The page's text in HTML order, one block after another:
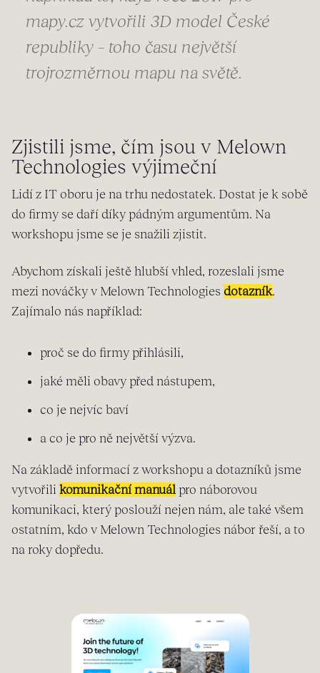
mapy.cz vytvořili 3D model České
republiky – toho času největší
trojrozměrnou mapu na světě.
Zjistili jsme, čím jsou v Melown
Technologies výjimeční
Lidí z IT oboru je na trhu nedostatek. Dostat je k sobě
do firmy se daří díky pádným argumentům. Na
workshopu jsme se je snažili zjistit.
Abychom získali ještě hlubší vhled, rozeslali jsme
mezi nováčky v Melown Technologies dotazník.
Zajímalo nás například:
proč se do firmy přihlásili,
jaké měli obavy před nástupem,
co je nejvíc baví
a co je pro ně největší výzva.
Na základě informací z workshopu a dotazníků jsme
vytvořili komunikační manuál pro náborovou
komunikaci, který poslouží nejen nám, ale také všem
ostatním, kdo v Melown Technologies nábor řeší, a to
na roky dopředu.